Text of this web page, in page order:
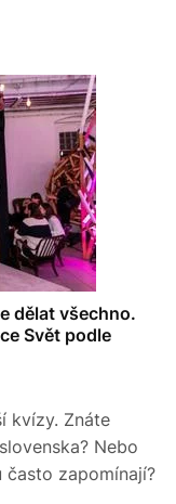
dělat všechno.
Svět podle
kvízy. Znáte
Nebo
často zapomínají?